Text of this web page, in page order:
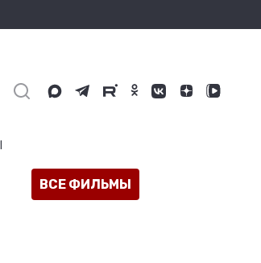
ВСЕ ФИЛЬМЫ